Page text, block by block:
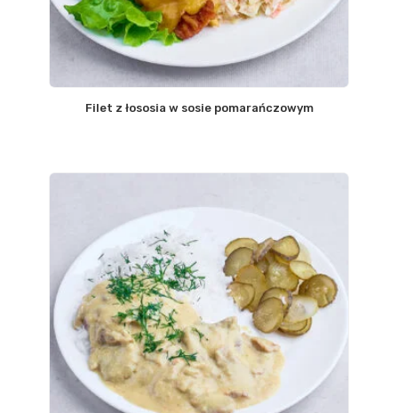
Filet z łososia w sosie pomarańczowym